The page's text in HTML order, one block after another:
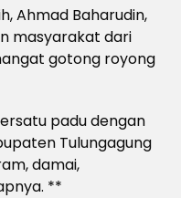
Ahmad Baharudin,
masyarakat dari
gotong royong
padu dengan
Tulungagung
damai,
**